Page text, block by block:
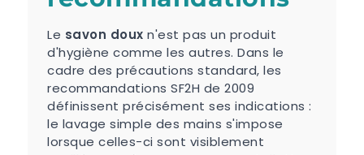
Le savon doux n'est pas un produit
d'hygiène comme les autres. Dans le
cadre des précautions standard, les
recommandations SF2H de 2009
définissent précisément ses indications :
le lavage simple des mains s'impose
lorsque celles-ci sont visiblement